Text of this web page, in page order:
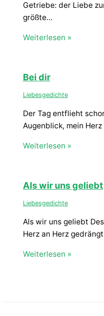
Getriebe: der Liebe
größte…
Weiterlesen »
Bei dir
Liebesgedichte
Der Tag entflieht
Augenblick, mein
Weiterlesen »
Als wir uns geliebt
Liebesgedichte
Als wir uns geliebt
Herz an Herz
Weiterlesen »